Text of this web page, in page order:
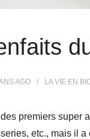
AGO LA VIE EN
des premiers
etc., mais il